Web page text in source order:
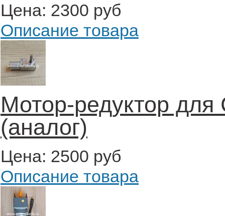
Цена: 2300 руб
Описание товара
Мотор-редуктор
(аналог)
Цена: 2500 руб
Описание товара